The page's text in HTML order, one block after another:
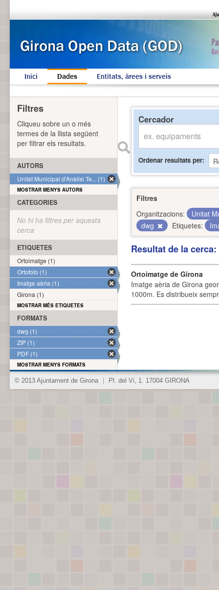
Inici Dades Entitats, àrees i serveis
Cercador
Ordenar resultats per
Filtres
Organitzacions:
Unitat
dwg
Etiquetes:
Resultat de la
Ortoimatge de Girona
Imatge aèria de Girona
1000m. Es distribueix
Filtres
Cliqueu sobre un o més
termes de la llista següent
per filtrar els resultats.
AUTORS
Unitat Municipal d'Anàlisi Te... (1)
MOSTRAR MENYS AUTORS
CATEGORIES
No hi ha filtres per aquesta
cerca
ETIQUETES
Ortoimatge (1)
Ortofoto (1)
Imatge aèria (1)
Girona (1)
MOSTRAR MÉS ETIQUETES
FORMATS
dwg (1)
ZIP (1)
PDF (1)
MOSTRAR MENYS FORMATS
© 2013 Ajuntament de Girona Pl. del Vi, 1. 17004 GIRONA